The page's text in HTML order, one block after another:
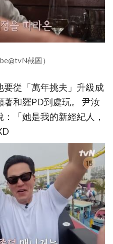
截圖）
從「萬年挑夫」升級成
著和羅PD到處玩。 尹汝
「她是我的新經紀人，